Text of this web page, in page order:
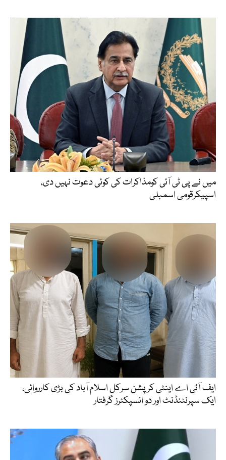
میں نے پی ٹی آئی کومذاکرات کی کوئی دعوت نہیں دی،
اسپیکرقومی اسمبلی
ایف آئی اے اینٹی کرپشن سرکل اسلام آباد کی بڑی کارروائی،
ایک سپرنٹنڈنٹ اور دو انسپکٹرز گرفتار